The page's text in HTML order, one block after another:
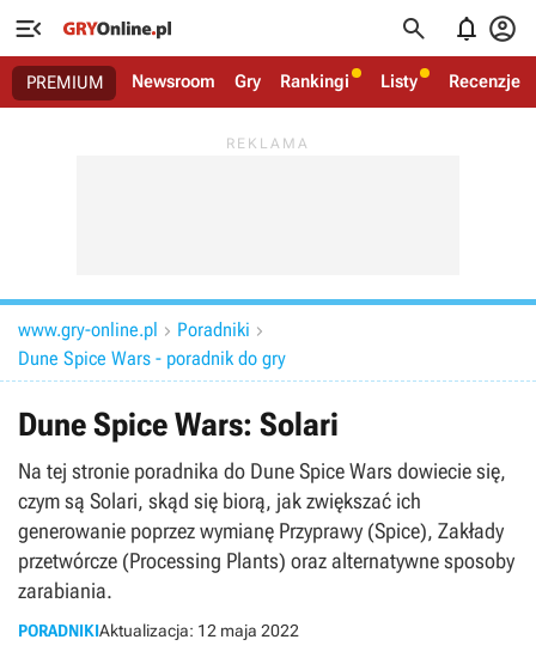
   
PREMIUM Newsroom Gry Rankingi Listy Recenzje
www.gry-online.pl  Poradniki 
Dune Spice Wars - poradnik do gry
Dune Spice Wars: Solari
Na tej stronie poradnika do Dune Spice Wars dowiecie się,
czym są Solari, skąd się biorą, jak zwiększać ich
generowanie poprzez wymianę Przyprawy (Spice), Zakłady
przetwórcze (Processing Plants) oraz alternatywne sposoby
zarabiania.
PORADNIKIAktualizacja: 12 maja 2022